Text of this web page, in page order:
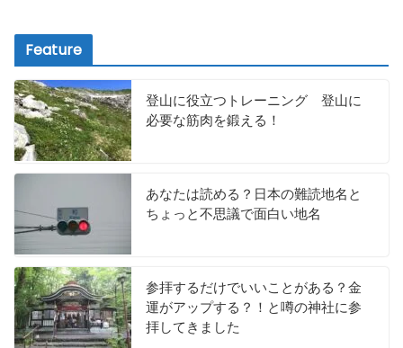
Feature
登山に役立つトレーニング 登山に
必要な筋肉を鍛える！
あなたは読める？日本の難読地名と
ちょっと不思議で面白い地名
参拝するだけでいいことがある？金
運がアップする？！と噂の神社に参
拝してきました